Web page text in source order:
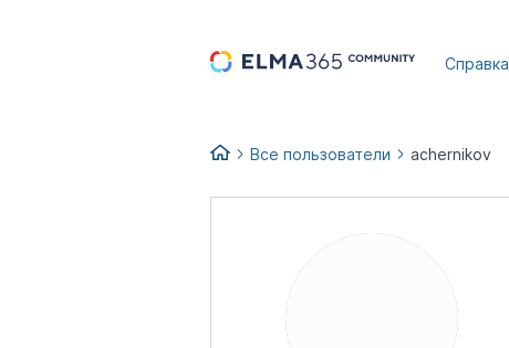
Справка
Все пользователи achernikov